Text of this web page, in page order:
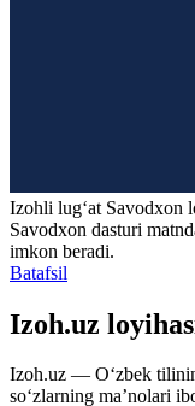
Izohli lugʻat Savodxon
Savodxon dasturi
imkon beradi.
Batafsil
Izoh.uz
Izoh.uz — O‘zbek
so‘zlarning ma’nolari